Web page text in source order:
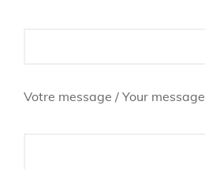
Votre message / Your message